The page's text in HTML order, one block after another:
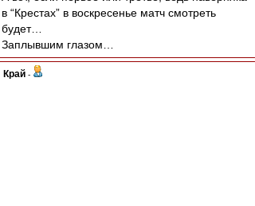
в “Крестах” в воскресенье матч смотреть
будет…
Заплывшим глазом…
Край -